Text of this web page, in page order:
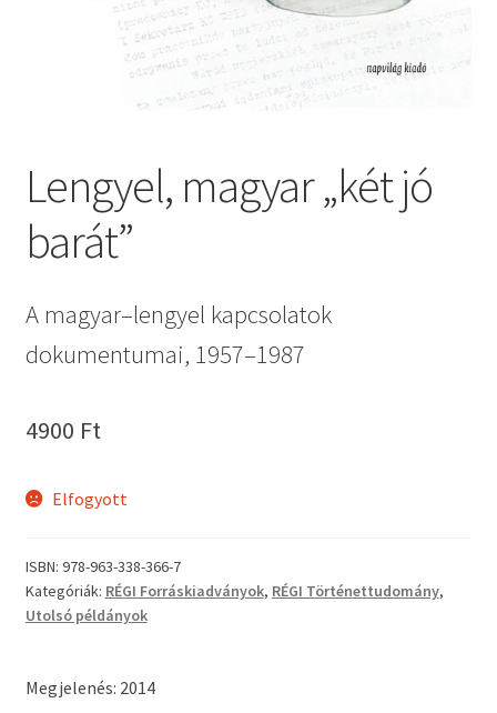
Lengyel, magyar „két jó
barát”
A magyar–lengyel kapcsolatok
dokumentumai, 1957–1987
4900 Ft
Elfogyott
ISBN: 978-963-338-366-7
Kategóriák: RÉGI Forráskiadványok, RÉGI Történettudomány,
Utolsó példányok
Megjelenés: 2014